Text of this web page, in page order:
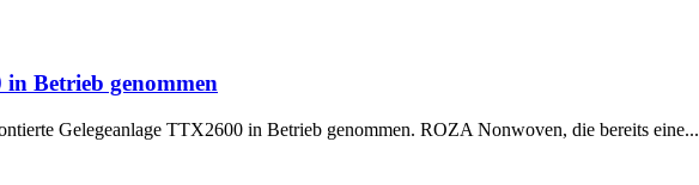
Betrieb genommen
Gelegeanlage TTX2600 in Betrieb genommen. ROZA Nonwoven, die bereits eine...